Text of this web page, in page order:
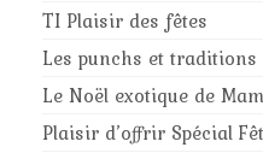
TI Plaisir des fêtes
Les punchs et
Le Noël exotique de
Plaisir d’offrir Spécial